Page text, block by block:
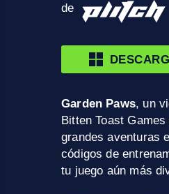
de
Garden Paws, un
Bitten Toast
grandes aventuras
códigos de
tu juego aún más